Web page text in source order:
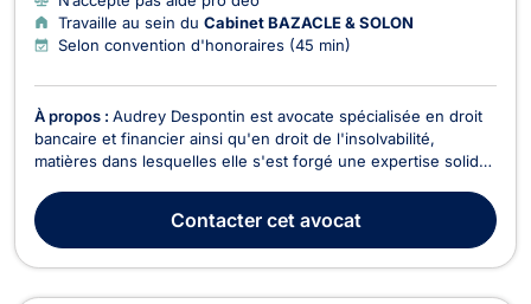
Travaille au sein du Cabinet BAZACLE & SOLON
Selon convention d'honoraires (45 min)
À propos : Audrey Despontin est avocate spécialisée en droit
bancaire et financier ainsi qu'en droit de l'insolvabilité,
matières dans lesquelles elle s'est forgé une expertise solide,
d'engagement académique. Licenciée en droit de l'Université
Libre de Bruxelles (2008, distincti...
Contactercet avocat